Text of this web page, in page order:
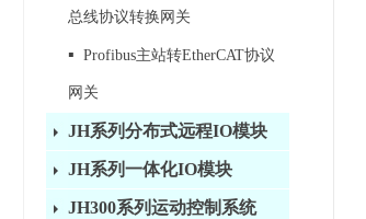
总线协议转换网关
▪ Profibus主站转EtherCAT协议
网关
JH系列分布式远程IO模块
JH系列一体化IO模块
JH300系列运动控制系统